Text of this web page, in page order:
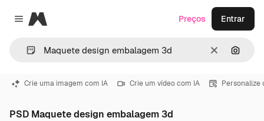
Close menu
Magnific
Limpar
Preços Entrar
Crie uma imagem com IA Crie um vídeo com IA Personalize
PSD Maquete design embalagem 3d